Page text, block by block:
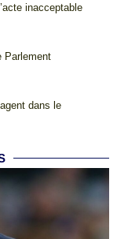
inacceptable
Parlement
dans le